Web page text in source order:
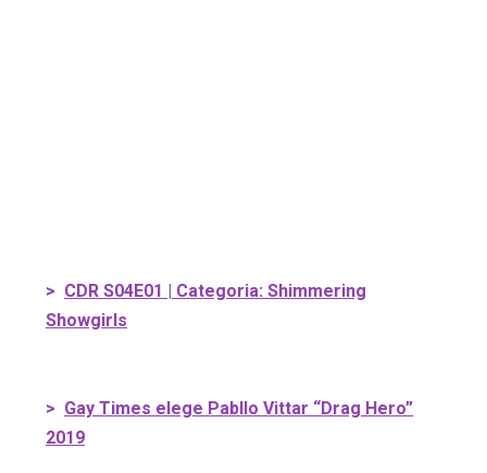
> CDR S04E01 | Categoria: Shimmering
Showgirls
> Gay Times elege Pabllo Vittar “Drag Hero”
2019